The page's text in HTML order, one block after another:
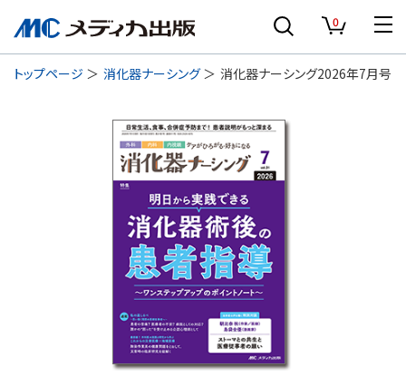
0
トップページ 消化器ナーシング 消化器ナーシング2026年7月号